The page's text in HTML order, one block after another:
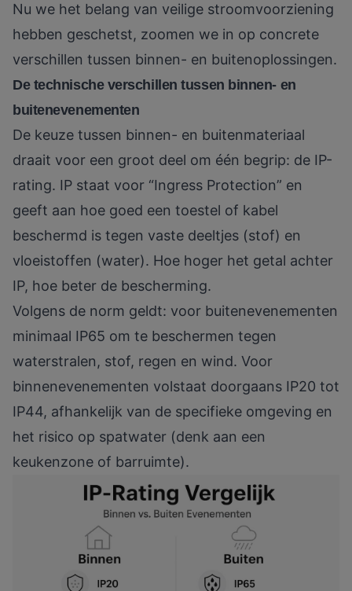
Nu we het belang van veilige stroomvoorziening
hebben geschetst, zoomen we in op concrete
verschillen tussen binnen- en buitenoplossingen.
De technische verschillen tussen binnen- en
buitenevenementen
De keuze tussen binnen- en buitenmateriaal
draait voor een groot deel om één begrip: de IP-
rating. IP staat voor “Ingress Protection” en
geeft aan hoe goed een toestel of kabel
beschermd is tegen vaste deeltjes (stof) en
vloeistoffen (water). Hoe hoger het getal achter
IP, hoe beter de bescherming.
Volgens de norm geldt: voor buitenevenementen
minimaal IP65 om te beschermen tegen
waterstralen, stof, regen en wind. Voor
binnenevenementen volstaat doorgaans IP20 tot
IP44, afhankelijk van de specifieke omgeving en
het risico op spatwater (denk aan een
keukenzone of barruimte).